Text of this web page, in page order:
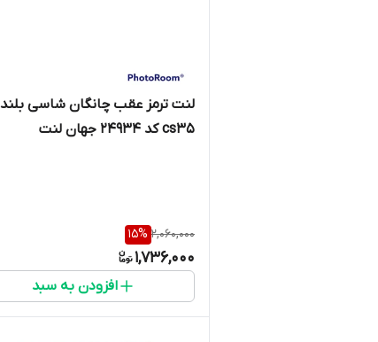
لنت ترمز عقب چانگان شاسی بلند
cs35 کد 24934 جهان لنت
2,060,000
15%
1,736,000
افزودن به سبد